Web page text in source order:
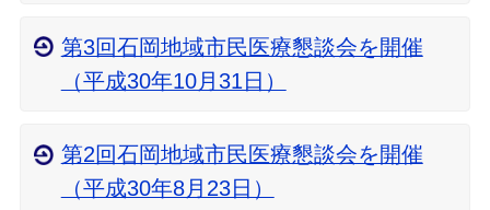
第3回石岡地域市民医療懇談会を開催
（平成30年10月31日）
第2回石岡地域市民医療懇談会を開催
（平成30年8月23日）